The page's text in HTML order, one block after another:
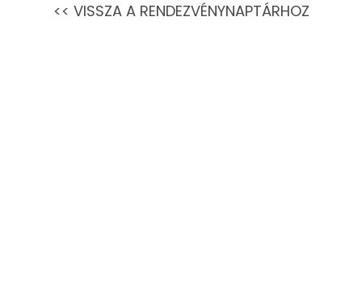
<< VISSZA A RENDEZVÉNYNAPTÁRHOZ